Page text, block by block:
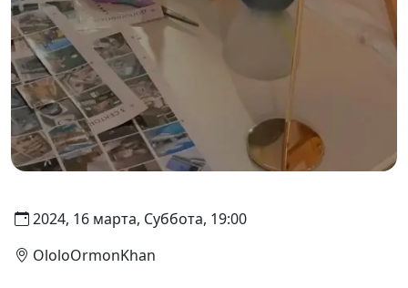
2024, 16 марта, Суббота, 19:00
OloloOrmonKhan